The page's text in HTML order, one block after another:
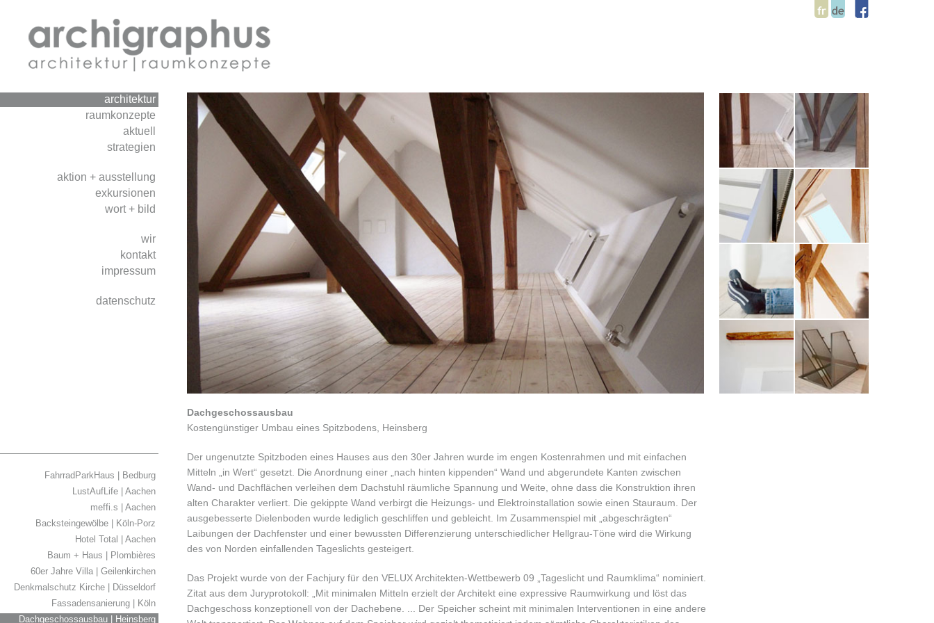
architektur
raumkonzepte
aktuell
strategien
aktion + ausstellung
exkursionen
wort + bild
wir
kontakt
impressum
datenschutz
FahrradParkHaus | Bedburg
LustAufLife | Aachen
meffi.s | Aachen
Backsteingewölbe | Köln-Porz
Hotel Total | Aachen
Baum + Haus | Plombières
60er Jahre Villa | Geilenkirchen
Denkmalschutz Kirche | Düsseldorf
Fassadensanierung | Köln
Dachgeschossausbau | Heinsberg
Dachgeschossausbau
Kostengünstiger Umbau eines Spitzbodens, Heinsberg
Der ungenutzte Spitzboden eines Hauses aus den 30er Jahren wurde im engen Kostenrahmen und mit einfachen
Mitteln „in Wert“ gesetzt. Die Anordnung einer „nach hinten kippenden“ Wand und abgerundete Kanten zwischen
Wand- und Dachflächen verleihen dem Dachstuhl räumliche Spannung und Weite, ohne dass die Konstruktion ihren
alten Charakter verliert. Die gekippte Wand verbirgt die Heizungs- und Elektroinstallation sowie einen Stauraum. Der
ausgebesserte Dielenboden wurde lediglich geschliffen und gebleicht. Im Zusammenspiel mit „abgeschrägten“
Laibungen der Dachfenster und einer bewussten Differenzierung unterschiedlicher Hellgrau-Töne wird die Wirkung
des von Norden einfallenden Tageslichts gesteigert.
Das Projekt wurde von der Fachjury für den VELUX Architekten-Wettbewerb 09 „Tageslicht und Raumklima“ nominiert.
Zitat aus dem Juryprotokoll: „Mit minimalen Mitteln erzielt der Architekt eine expressive Raumwirkung und löst das
Dachgeschoss konzeptionell von der Dachebene. ... Der Speicher scheint mit minimalen Interventionen in eine andere